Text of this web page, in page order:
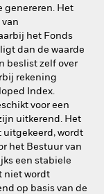
genereren. Het
van
het Fonds
dan de waarde
beslist zelf over
rekening
Index.
voor een
uitkerend. Het
uitgekeerd, wordt
het Bestuur van
een stabiele
niet wordt
op basis van de